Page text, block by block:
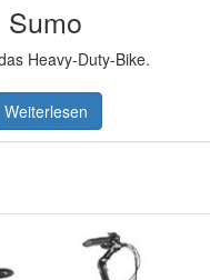
Sumo
Heavy-Duty-Bike.
Weiterlesen